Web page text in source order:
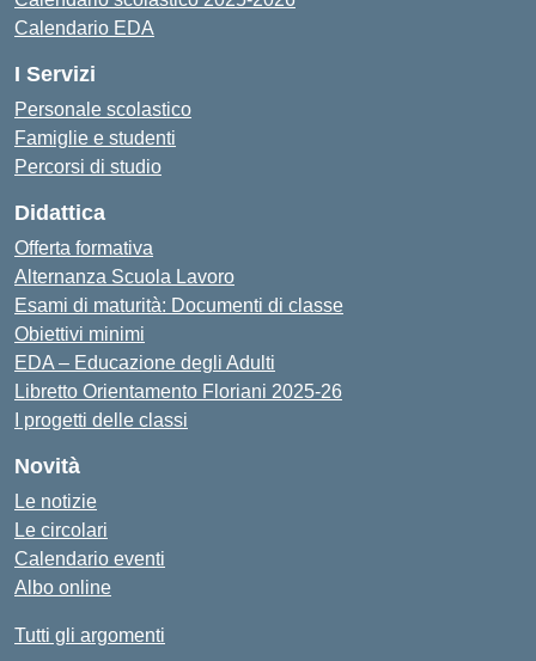
Calendario EDA
I Servizi
Personale scolastico
Famiglie e studenti
Percorsi di studio
Didattica
Offerta formativa
Alternanza Scuola Lavoro
Esami di maturità: Documenti di classe
Obiettivi minimi
EDA – Educazione degli Adulti
Libretto Orientamento Floriani 2025-26
I progetti delle classi
Novità
Le notizie
Le circolari
Calendario eventi
Albo online
Tutti gli argomenti